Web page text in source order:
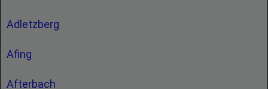
Adletzberg
Afing
Afterbach